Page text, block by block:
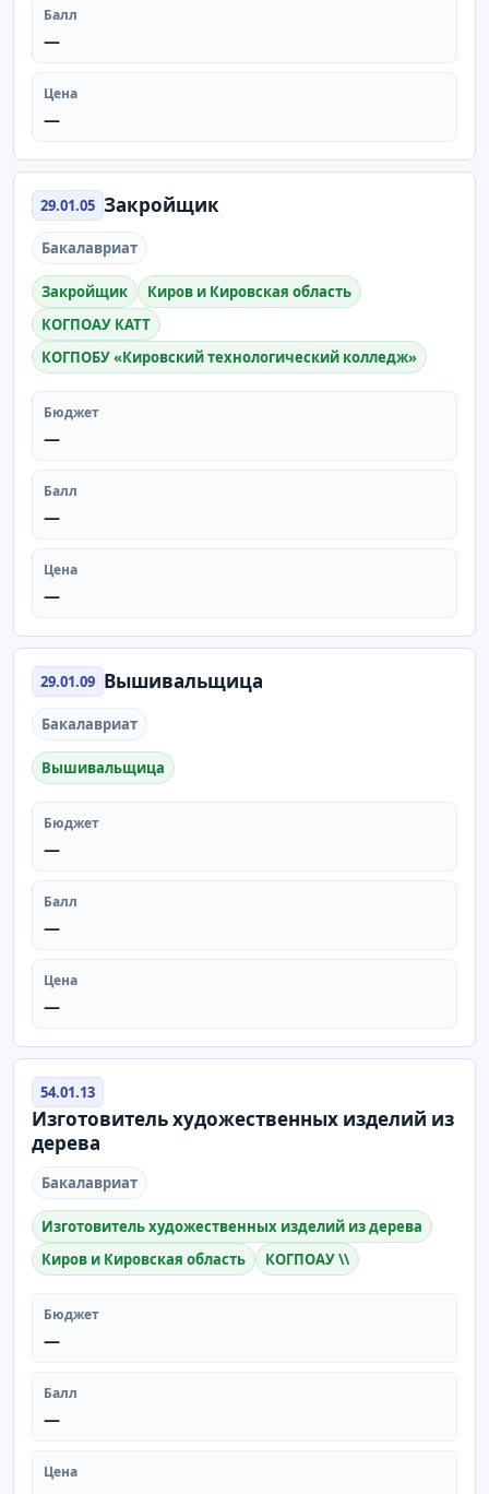
Балл
—
Цена
—
29.01.05 Закройщик
Бакалавриат
Закройщик
Киров и Кировская область
КОГПОАУ КАТТ
КОГПОБУ «Кировский технологический колледж»
Бюджет
—
Балл
—
Цена
—
29.01.09 Вышивальщица
Бакалавриат
Вышивальщица
Бюджет
—
Балл
—
Цена
—
54.01.13
Изготовитель художественных изделий из
дерева
Бакалавриат
Изготовитель художественных изделий из дерева
Киров и Кировская область
КОГПОАУ \\
Бюджет
—
Балл
—
Цена